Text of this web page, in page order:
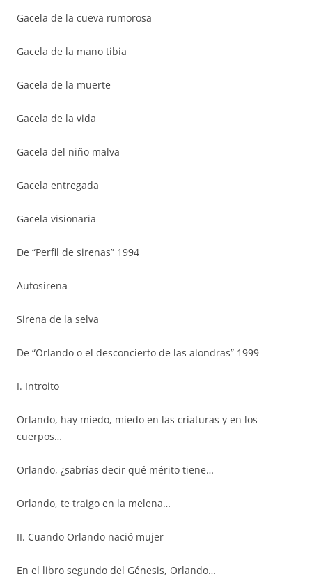
Gacela de la cueva rumorosa
Gacela de la mano tibia
Gacela de la muerte
Gacela de la vida
Gacela del niño malva
Gacela entregada
Gacela visionaria
De “Perfil de sirenas” 1994
Autosirena
Sirena de la selva
De “Orlando o el desconcierto de las alondras” 1999
I. Introito
Orlando, hay miedo, miedo en las criaturas y en los
cuerpos…
Orlando, ¿sabrías decir qué mérito tiene…
Orlando, te traigo en la melena…
II. Cuando Orlando nació mujer
En el libro segundo del Génesis, Orlando…